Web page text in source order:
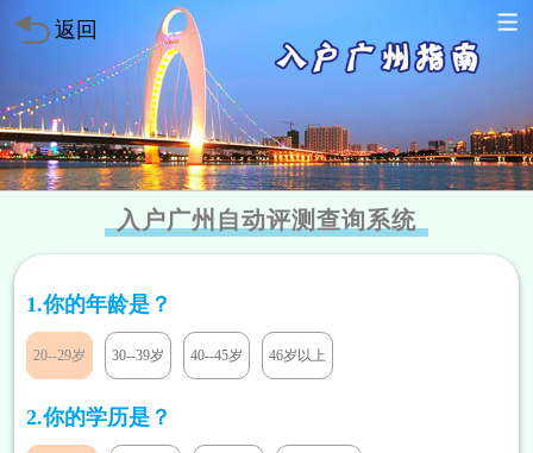
返回
入户广州自动评测查询系统
1.你的年龄是？
20--29岁 30--39岁 40--45岁 46岁以上
2.你的学历是？
136****7047
189****2466 符合条件